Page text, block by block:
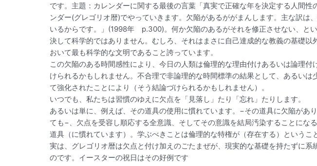
です。主題：カレンダーに関する最後の言葉「真実で正確な年を決定する人間
ンダー(グレゴリオ暦)でやっていきます。欠陥があるががまんします。主な訳
いるからです。」(1998年 p.300)。何か欠陥のあるがそれを修正させない、と
決して科学的ではありません。むしろ、それはまさに自己達成的な教義の基礎
おいて最も科学的な文明であること誇っています。
この欠陥のある時間感性により、今日の人類は倫理的な理由付けあるいは論理付
けられるかもしれません。不合理で非論理的な時間標準の結果として、あるいは
て強化されたことにより（そう結論づけられるかもしれません）。
いつでも、私たちは習慣のゆえに欠点を「見落し」たり「忘れ」たりします。
あるいは単に、例えば、その道具の使用に慣れています。−その道具に欠陥があ
ても−、欠点を受容し順応する全意識、そしてその意識を結局汚染することにな
道具（に慣れています）。学ぶべきことは倫理的な特権が（存在する）というこ
実は、グレゴリオ暦は欠点と付け加えのごたまぜが、現実的な基礎を持たずに系
のです。イースターの祝日はその好例です